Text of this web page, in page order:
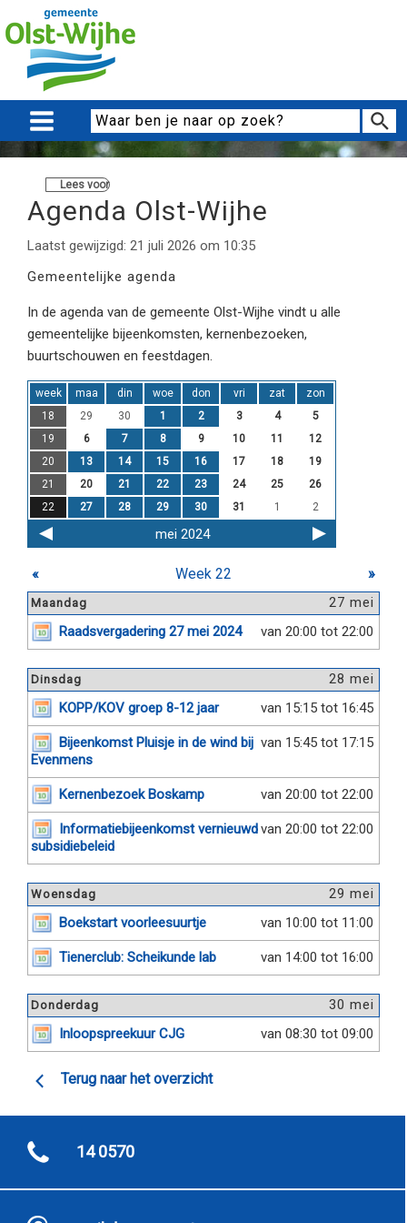
Lees voor
Agenda Olst-Wijhe
Laatst gewijzigd: 21 juli 2026 om 10:35
Gemeentelijke agenda
In de agenda van de gemeente Olst-Wijhe vindt u alle
gemeentelijke bijeenkomsten, kernenbezoeken,
buurtschouwen en feestdagen.
week maa din woe don vri zat
zon
18
29 30 1 2 3 4
5
19
6 7 8 9 10 11
12
20
13 14 15 16 17 18
19
21
20 21 22 23 24 25
26
22
27 28 29 30 31 1 2
mei 2024
« Week 22 »
27 mei
Maandag
van 20:00 tot 22:00
Raadsvergadering 27 mei 2024
28 mei
Dinsdag
van 15:15 tot 16:45
KOPP/KOV groep 8-12 jaar
van 15:45 tot 17:15
Bijeenkomst Pluisje in de wind bij
Evenmens
van 20:00 tot 22:00
Kernenbezoek Boskamp
van 20:00 tot 22:00
Informatiebijeenkomst vernieuwd
subsidiebeleid
29 mei
Woensdag
van 10:00 tot 11:00
Boekstart voorleesuurtje
van 14:00 tot 16:00
Tienerclub: Scheikunde lab
30 mei
Donderdag
van 08:30 tot 09:00
Inloopspreekuur CJG
Terug naar het overzicht
14 0570